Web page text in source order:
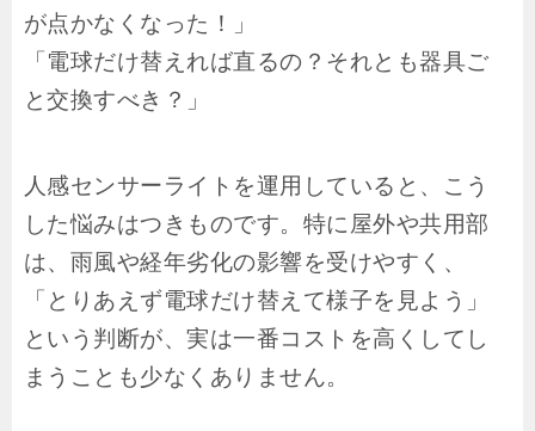
が点かなくなった！」
「電球だけ替えれば直るの？それとも器具ご
と交換すべき？」
人感センサーライトを運用していると、こう
した悩みはつきものです。特に屋外や共用部
は、雨風や経年劣化の影響を受けやすく、
「とりあえず電球だけ替えて様子を見よう」
という判断が、実は一番コストを高くしてし
まうことも少なくありません。